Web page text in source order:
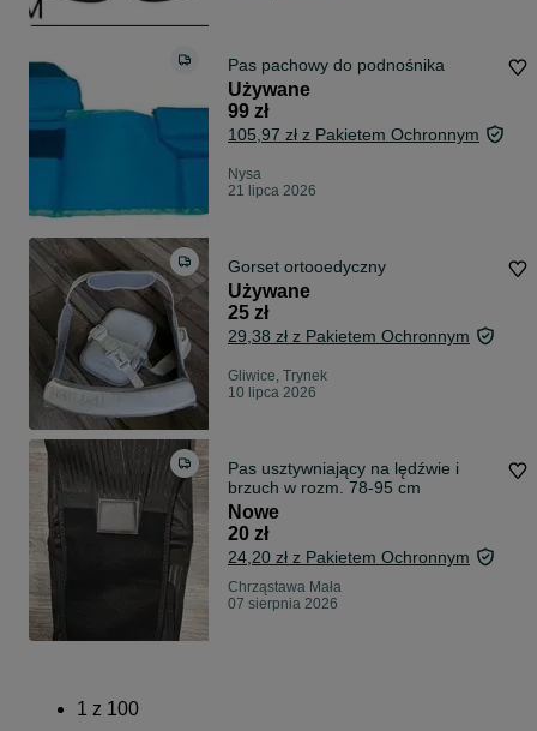
Pas pachowy do podnośnika
Używane
99 zł
105,97 zł z Pakietem Ochronnym
Nysa
21 lipca 2026
Gorset ortooedyczny
Używane
25 zł
29,38 zł z Pakietem Ochronnym
Gliwice, Trynek
10 lipca 2026
Pas usztywniający na lędźwie i
brzuch w rozm. 78-95 cm
Nowe
20 zł
24,20 zł z Pakietem Ochronnym
Chrząstawa Mała
07 sierpnia 2026
1 z 100